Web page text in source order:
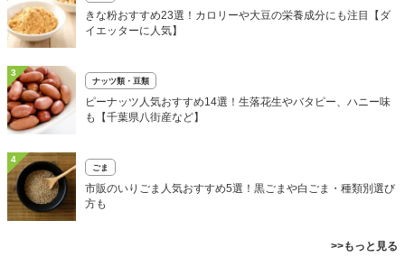
きな粉おすすめ23選！カロリーや大豆の栄養成分にも注目【ダ
イエッターに人気】
3
ナッツ類・豆類
ピーナッツ人気おすすめ14選！生落花生やバタピー、ハニー味
も【千葉県八街産など】
4
ごま
市販のいりごま人気おすすめ5選！黒ごまや白ごま・種類別選び
方も
>>もっと見る